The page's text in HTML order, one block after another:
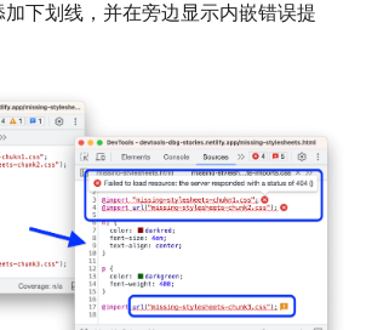
加下划线，并在旁边显示内嵌错误提